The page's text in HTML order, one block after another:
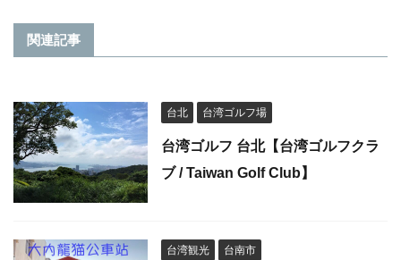
関連記事
台北 台湾ゴルフ場
台湾ゴルフ 台北【台湾ゴルフクラ
ブ / Taiwan Golf Club】
台湾観光 台南市